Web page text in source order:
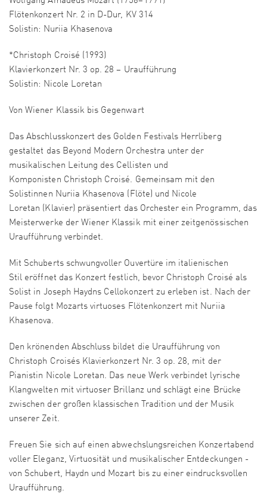
Flötenkonzert Nr. 2 in D-Dur, KV 314
Solistin: Nuriia Khasenova
*Christoph Croisé (1993)
Klavierkonzert Nr. 3 op. 28 – Uraufführung
Solistin: Nicole Loretan
Von Wiener Klassik bis Gegenwart
Das Abschlusskonzert des Golden Festivals Herrliberg
gestaltet das Beyond Modern Orchestra unter der
musikalischen Leitung des Cellisten und
Komponisten Christoph Croisé. Gemeinsam mit den
Solistinnen Nuriia Khasenova (Flöte) und Nicole
Loretan (Klavier) präsentiert das Orchester ein Programm, das
Meisterwerke der Wiener Klassik mit einer zeitgenössischen
Uraufführung verbindet.
Mit Schuberts schwungvoller Ouvertüre im italienischen
Stil eröffnet das Konzert festlich, bevor Christoph Croisé als
Solist in Joseph Haydns Cellokonzert zu erleben ist. Nach der
Pause folgt Mozarts virtuoses Flötenkonzert mit Nuriia
Khasenova.
Den krönenden Abschluss bildet die Uraufführung von
Christoph Croisés Klavierkonzert Nr. 3 op. 28, mit der
Pianistin Nicole Loretan. Das neue Werk verbindet lyrische
Klangwelten mit virtuoser Brillanz und schlägt eine Brücke
zwischen der großen klassischen Tradition und der Musik
unserer Zeit.
Freuen Sie sich auf einen abwechslungsreichen Konzertabend
voller Eleganz, Virtuosität und musikalischer Entdeckungen -
von Schubert, Haydn und Mozart bis zu einer eindrucksvollen
Uraufführung.